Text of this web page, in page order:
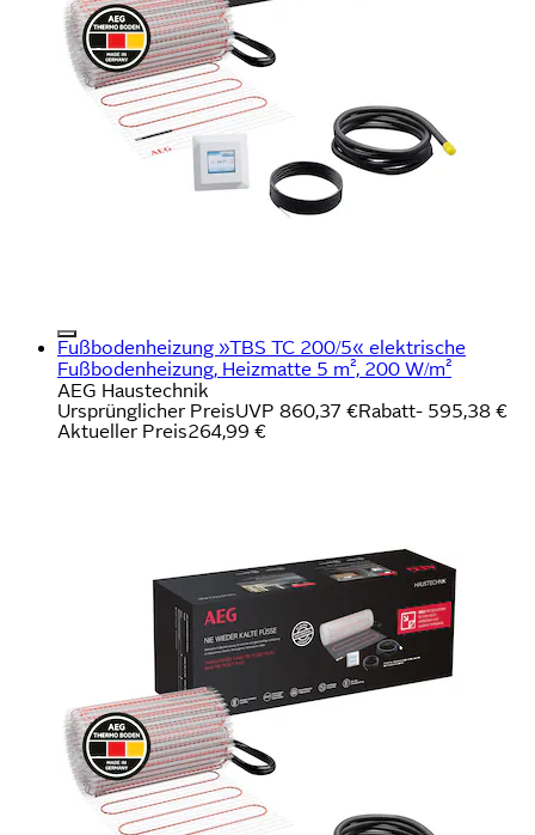
Fußbodenheizung »TBS TC 200/5« elektrische
Fußbodenheizung, Heizmatte 5 m², 200 W/m²
AEG Haustechnik
Ursprünglicher PreisUVP 860,37 €Rabatt- 595,38 €
Aktueller Preis264,99 €